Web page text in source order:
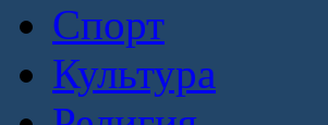
Спорт
Культура